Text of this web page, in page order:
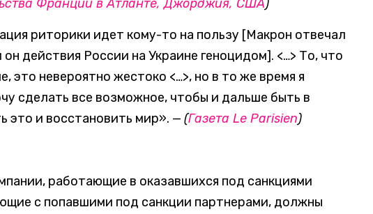
Франции в Атланте, Джорджия, США)
риторики идет кому-то на пользу [Макрон отвечал
действия России на Украине геноцидом]. <…> То, что
это невероятно жестоко <…>, но в то же время я
сделать все возможное, чтобы и дальше быть в
это и восстановить мир». — (Газета Le Parisien)
работающие в оказавшихся под санкциями
с попавшими под санкции партнерами, должны